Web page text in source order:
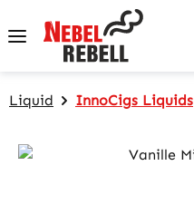
Zum Hauptinhalt springen
Liquid InnoCigs Liquids